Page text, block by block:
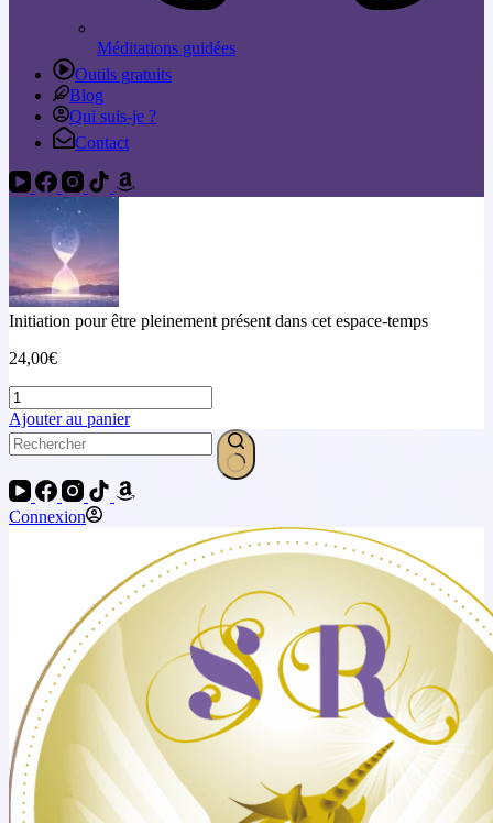
Méditations guidées
Outils gratuits
Blog
Qui suis-je ?
Contact
Initiation pour être pleinement présent dans cet espace-temps
24,00€
Ajouter au panier
Connexion